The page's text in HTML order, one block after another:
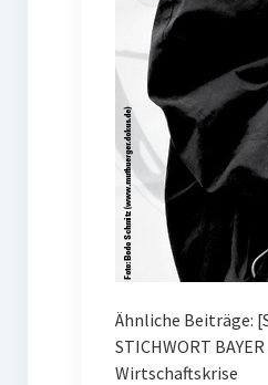
Ähnliche Beiträge:
STICHWORT
Wirtschaftskrise